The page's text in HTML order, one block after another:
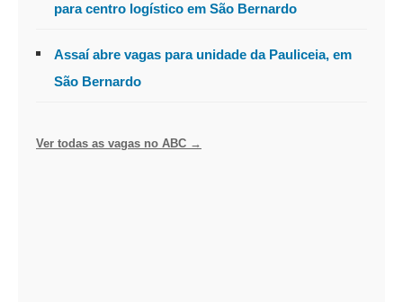
para centro logístico em São Bernardo
Assaí abre vagas para unidade da Pauliceia, em
São Bernardo
Ver todas as vagas no ABC →